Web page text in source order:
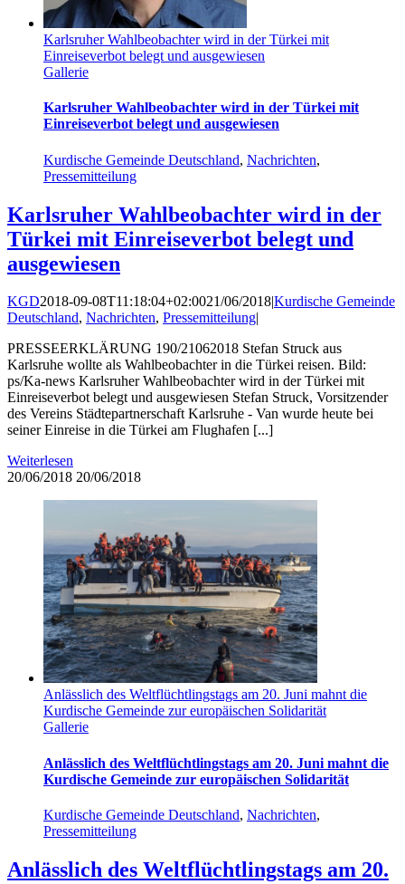
Karlsruher Wahlbeobachter wird in der Türkei mit
Einreiseverbot belegt und ausgewiesen
Gallerie
Karlsruher Wahlbeobachter wird in der Türkei mit
Einreiseverbot belegt und ausgewiesen
Kurdische Gemeinde Deutschland, Nachrichten,
Pressemitteilung
Karlsruher Wahlbeobachter wird in der
Türkei mit Einreiseverbot belegt und
ausgewiesen
KGD2018-09-08T11:18:04+02:0021/06/2018|Kurdische Gemeinde
Deutschland, Nachrichten, Pressemitteilung|
PRESSEERKLÄRUNG 190/21062018 Stefan Struck aus
Karlsruhe wollte als Wahlbeobachter in die Türkei reisen. Bild:
ps/Ka-news Karlsruher Wahlbeobachter wird in der Türkei mit
Einreiseverbot belegt und ausgewiesen Stefan Struck, Vorsitzender
des Vereins Städtepartnerschaft Karlsruhe - Van wurde heute bei
seiner Einreise in die Türkei am Flughafen [...]
Weiterlesen
20/06/2018 20/06/2018
Anlässlich des Weltflüchtlingstags am 20. Juni mahnt die
Kurdische Gemeinde zur europäischen Solidarität
Gallerie
Anlässlich des Weltflüchtlingstags am 20. Juni mahnt die
Kurdische Gemeinde zur europäischen Solidarität
Kurdische Gemeinde Deutschland, Nachrichten,
Pressemitteilung
Anlässlich des Weltflüchtlingstags am 20.